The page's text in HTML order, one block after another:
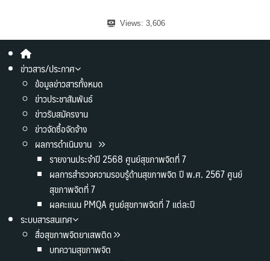
Views: 3,606
ข่าวสาร/ประกาศ
ข้อมูลข่าวสารทั้งหมด
ข่าวประชาสัมพันธ์
ข่าวรับสมัครงาน
ข่าวจัดซื้อจัดจ้าง
ผลการดำเนินงาน
รายงานประจำปี 2568 ศูนย์สุขภาพจิตที่ 7
ผลการสำรวจความรอบรู้ด้านสุขภาพจิต ปี พ.ศ. 2567 ศูนย์
สุขภาพจิตที่ 7
ผลคะแนน PMQA ศูนย์สุขภาพจิตที่ 7 แต่ละปี
ระบบสารสนเทศ
สื่อสุขภาพจิตยาเสพติด
บทความสุขภาพจิต